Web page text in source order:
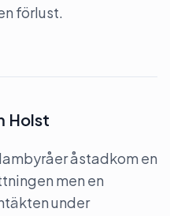
förlust.
Holst
åstadkom en
men en
under